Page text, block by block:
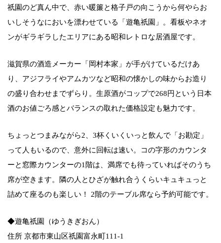
祇園のど真ん中で、赤い暖簾と格子戸の向こうから何やらお
いしそうなにおいを漂わせている「遊亀祇園」。看板やネオ
ンがギラギラしたエリアにある昭和レトロな居酒屋です。
滋賀県の酒造メーカー「岡村本家」が手がけているだけあ
り、アジフライやアムカツなど昭和の懐かしの味からお造り
の盛り合わせまでずらり。生原酒がコップで268円という日本
酒のお値ごろ感とバランスの取れた価格設定も魅力です。
ちょっとつまみながら2、3杯くいくいっと飲んで「お勘定」
って人もいるので、意外に回転は速い。コの字形のカウンタ
ーと窓際カウンターの1階は、満席でも待っていればそのうち
席が空きます。隣の人とひざが触れ合うくらいキュキュっと
詰めて座るのも楽しい！ 2階のテーブル席なら予約可能です。
◆遊亀祇園（ゆうきぎおん）
住所 京都市東山区祇園富永町111-1